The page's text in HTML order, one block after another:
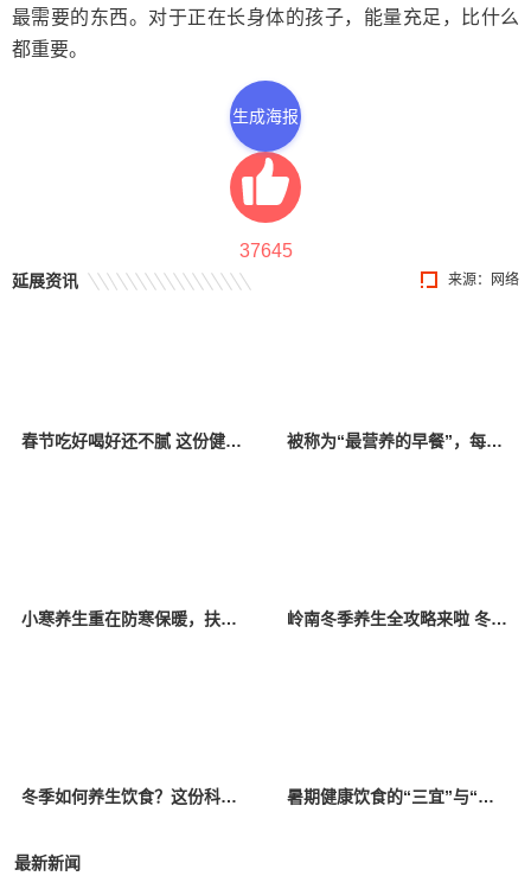
最需要的东西。对于正在长身体的孩子，能量充足，比什么
都重要。
生成海报
37645
来源：网络
延展资讯
春节吃好喝好还不腻 这份健康饮食攻略请收好 被称为“最营养的早餐”，每天吃1个更健康！
小寒养生重在防寒保暖，扶阳补肾，可适当多吃这两种肉 岭南冬季养生全攻略来啦 冬至后如何食补？如何预防高发疾病？专家给出实用建议
冬季如何养生饮食？这份科学“进补指南”请收好 暑期健康饮食的“三宜”与“三忌”
最新新闻